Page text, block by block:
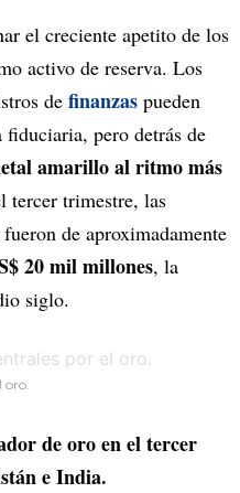
el creciente apetito de los
activo de reserva. Los
de finanzas pueden
fiduciaria, pero detrás de
amarillo al ritmo más
tercer trimestre, las
de aproximadamente
20 mil millones, la
siglo.
oro.
de oro en el tercer
e India.